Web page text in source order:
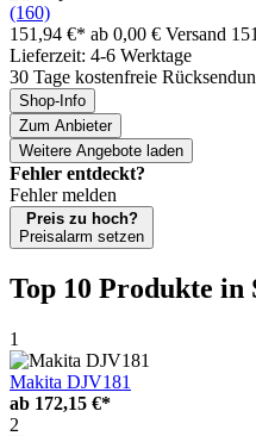
(160)
151,94 €* ab 0,00 € Versand
Lieferzeit: 4-6 Werktage
30 Tage kostenfreie
Shop-Info
Zum Anbieter
Weitere Angebote laden
Fehler entdeckt?
Fehler melden
Preis zu hoch?
Preisalarm setzen
Top 10 Produkte in
1
Makita DJV181
ab 172,15 €*
2